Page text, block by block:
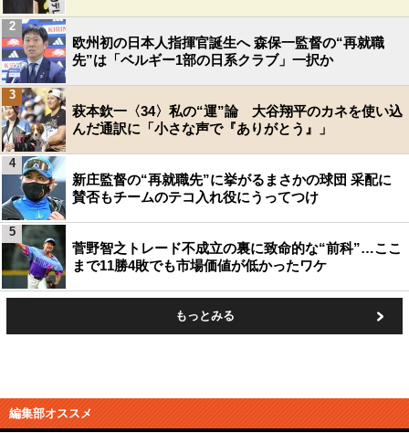
欧州初の日本人指揮官誕生へ 森保一監督の“再就職
先”は「ベルギー1部の日系クラブ」一択か
2
萩本欽一〈34〉私の“運”論 大谷翔平のカネを使い込
んだ通訳に「小さな声で『ありがとう』」
3
新庄監督の“再就職先”に挙がるまさかの球団 采配に
賛否もチームのテコ入れ役にうってつけ
4
菅野智之トレード不成立の裏に致命的な“前科”…ここ
まで11勝4敗でも市場価値が低かったワケ
5
もっとみる
編集部オススメ